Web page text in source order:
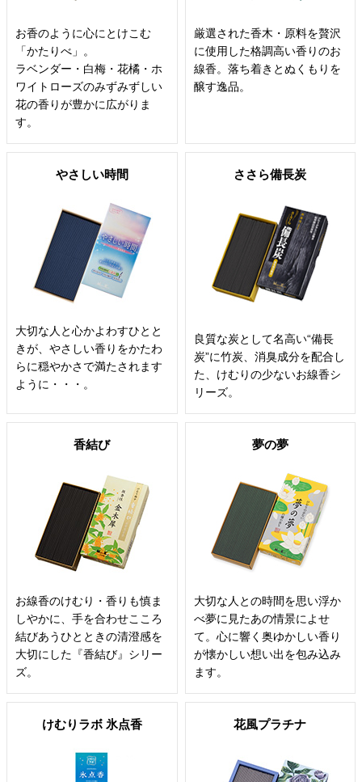
お香のように心にとけこむ
「かたりべ」。
ラベンダー・白梅・花橘・ホ
ワイトローズのみずみずしい
花の香りが豊かに広がりま
す。
厳選された香木・原料を贅沢
に使用した格調高い香りのお
線香。落ち着きとぬくもりを
醸す逸品。
やさしい時間
大切な人と心かよわすひとと
きが、やさしい香りをかたわ
らに穏やかさで満たされます
ように・・・。
ささら備長炭
良質な炭として名高い“備長
炭”に竹炭、消臭成分を配合し
た、けむりの少ないお線香シ
リーズ。
香結び
お線香のけむり・香りも慎ま
しやかに、手を合わせこころ
結びあうひとときの清澄感を
大切にした『香結び』シリー
ズ。
夢の夢
大切な人との時間を思い浮か
べ夢に見たあの情景によせ
て。心に響く奥ゆかしい香り
が懐かしい想い出を包み込み
ます。
けむりラボ 氷点香 花風プラチナ